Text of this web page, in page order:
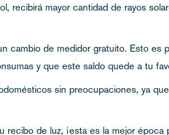
recibirá mayor cantidad de rayos
cambio de medidor gratuito. Esto
y que este saldo quede a tu
sin preocupaciones, ya
de luz, ¡esta es la mejor